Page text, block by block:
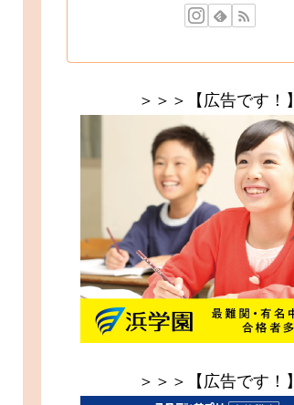
＞＞＞【広告です！】
＞＞＞【広告です！】